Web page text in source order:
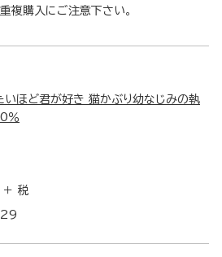
複購入にご注意下さい。
いほど君が好き 猫かぶり幼なじみの執
％
税